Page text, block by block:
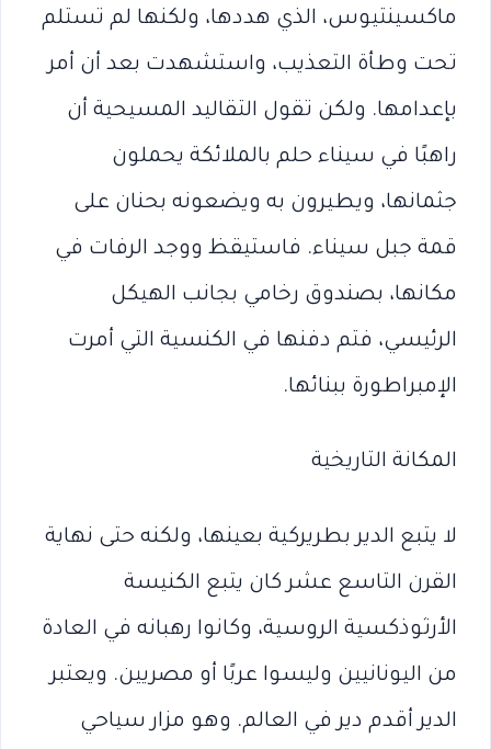
ماكسينتيوس، الذي هددها، ولكنها لم تستلم
تحت وطأة التعذيب، واستشهدت بعد أن أمر
بإعدامها. ولكن تقول التقاليد المسيحية أن
راهبًا في سيناء حلم بالملائكة يحملون
جثمانها، ويطيرون به ويضعونه بحنان على
قمة جبل سيناء. فاستيقظ ووجد الرفات في
مكانها، بصندوق رخامي بجانب الهيكل
الرئيسي، فتم دفنها في الكنسية التي أمرت
الإمبراطورة ببنائها.
المكانة التاريخية
لا يتبع الدير بطريركية بعينها، ولكنه حتى نهاية
القرن التاسع عشر كان يتبع الكنيسة
الأرثوذكسية الروسية، وكانوا رهبانه في العادة
من اليونانيين وليسوا عربًا أو مصريين. ويعتبر
الدير أقدم دير في العالم. وهو مزار سياحي